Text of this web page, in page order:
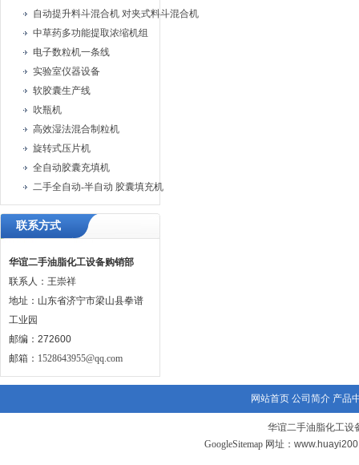
自动提升料斗混合机 对夹式料斗混合机
中草药多功能提取浓缩机组
电子数粒机一条线
实验室仪器设备
软胶囊生产线
吹瓶机
高效湿法混合制粒机
旋转式压片机
全自动胶囊充填机
二手全自动-半自动 胶囊填充机
联系方式
华谊二手油脂化工设备购销部
联系人：王崇祥
地址：山东省济宁市梁山县拳谱
工业园
邮编：272600
邮箱： 1528643955@qq.com
网站首页 公司简介 产品
华谊二手油脂化工设
GoogleSitemap 网址：